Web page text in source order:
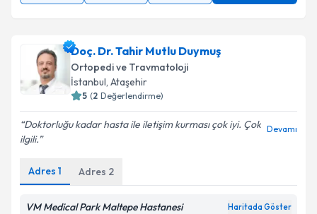
Doç. Dr. Tahir Mutlu Duymuş
Ortopedi ve Travmatoloji
İstanbul, Ataşehir
5 (2 Değerlendirme)
Doktorluğu kadar hasta ile iletişim kurması çok iyi. Çok
ilgili.
Devamı
Adres 1 Adres 2
VM Medical Park Maltepe Hastanesi Haritada Göster